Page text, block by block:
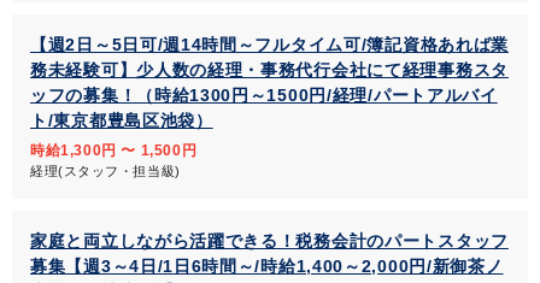
【週2日～5日可/週14時間～フルタイム可/簿記資格あれば業
務未経験可】少人数の経理・事務代行会社にて経理事務スタ
ッフの募集！（時給1300円～1500円/経理/パートアルバイ
ト/東京都豊島区池袋）
時給1,300円 〜 1,500円
経理(スタッフ・担当級)
家庭と両立しながら活躍できる！税務会計のパートスタッフ
募集【週3～4日/1日6時間～/時給1,400～2,000円/新御茶ノ